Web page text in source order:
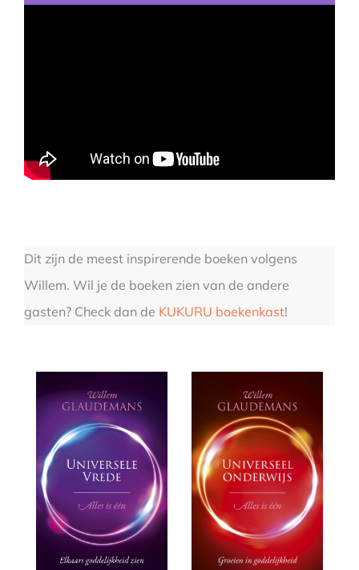
Dit zijn de meest inspirerende boeken volgens
Willem. Wil je de boeken zien van de andere
gasten? Check dan de KUKURU boekenkast!